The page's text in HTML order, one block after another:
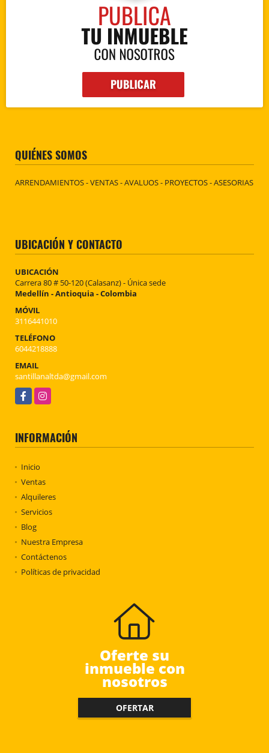
QUIÉNES SOMOS
ARRENDAMIENTOS - VENTAS - AVALUOS - PROYECTOS - ASESORIAS
UBICACIÓN Y CONTACTO
UBICACIÓN
Carrera 80 # 50-120 (Calasanz) - Única sede
Medellín - Antioquia - Colombia
MÓVIL
3116441010
TELÉFONO
6044218888
EMAIL
santillanaltda@gmail.com
FacebookInstagram
INFORMACIÓN
Inicio
Ventas
Alquileres
Servicios
Blog
Nuestra Empresa
Contáctenos
Políticas de privacidad
Oferte su
inmueble con
nosotros
OFERTAR